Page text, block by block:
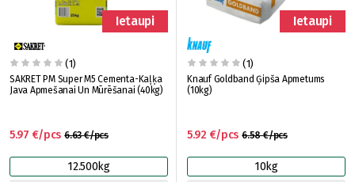
Ietaupi
(1)
SAKRET PM Super M5 Cementa-Kaļķa
Java Apmešanai Un Mūrēšanai (40kg)
6.63 €/pcs
5.97 €/pcs
12.500kg
Ietaupi
(1)
Knauf Goldband Ģipša Apmetums
(10kg)
6.58 €/pcs
5.92 €/pcs
10kg